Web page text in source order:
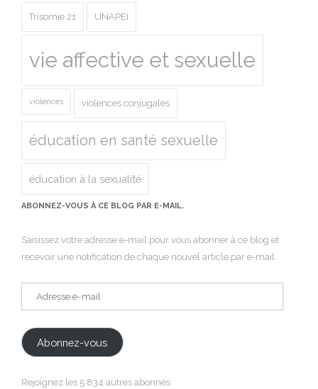
Trisomie 21 UNAPEI
vie affective et sexuelle
violences violences conjugales
éducation en santé sexuelle
éducation à la sexualité
ABONNEZ-VOUS À CE BLOG PAR E-MAIL.
Saisissez votre adresse e-mail pour vous abonner à ce blog et
recevoir une notification de chaque nouvel article par e-mail.
Abonnez-vous
Rejoignez les 5 834 autres abonnés